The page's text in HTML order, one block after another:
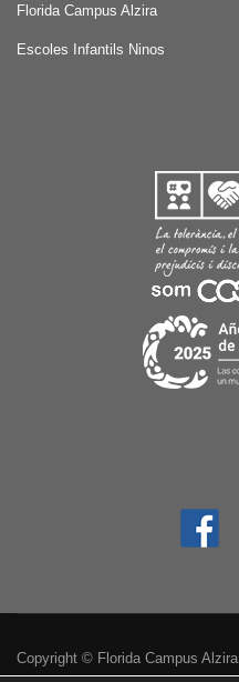
Florida Campus Alzira
Escoles Infantils Ninos
Copyright © Florida Campus Alzira